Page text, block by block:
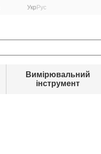
Укр Рус
Вимірювальний
інструмент